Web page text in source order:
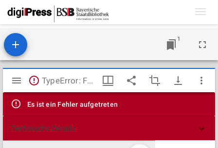
1
Mirador
Viewer
TypeError: Failed to fetch
Es ist ein Fehler aufgetreten
Technische Details